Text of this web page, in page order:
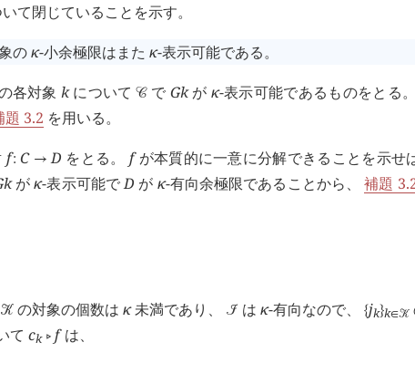
て閉じていることを示す。
のκ-小余極限はまた κ-表示可能である。
各対象kについて󰒚で Gkが κ-表示可能であるものをとる
題 3.2 を用いる。
f: C → D をとる。 fが本質的に一意に分解できることを示せ
kがκ-表示可能でD が κ-有向余極限であることから、補題
󰒢の対象の個数はκ未満であり、 󰒠 は κ-有向なので、 {jk}k∈󰒢
て ck 󰖡 fは、